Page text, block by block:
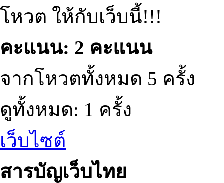
โหวต ให้กับเว็บนี้!!!
คะแนน: 2 คะแนน
จากโหวตทั้งหมด 5 ครั้ง
ดูทั้งหมด: 1 ครั้ง
เว็บไซต์
สารบัญเว็บไทย